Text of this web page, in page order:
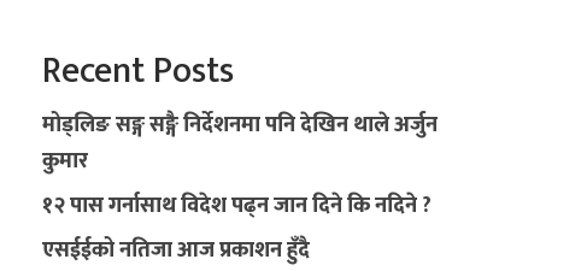
Recent Posts
मोड्लिङ सङ्ग सङ्गै निर्देशनमा पनि देखिन थाले अर्जुन
कुमार
१२ पास गर्नासाथ विदेश पढ्न जान दिने कि नदिने ?
एसईईको नतिजा आज प्रकाशन हुँदै